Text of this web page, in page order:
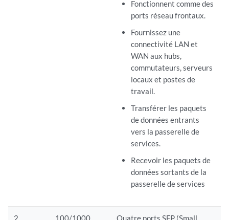
Fonctionnent comme des
ports réseau frontaux.
Fournissez une
connectivité LAN et
WAN aux hubs,
commutateurs, serveurs
locaux et postes de
travail.
Transférer les paquets
de données entrants
vers la passerelle de
services.
Recevoir les paquets de
données sortants de la
passerelle de services
2
100/1000
Quatre ports SFP (Small